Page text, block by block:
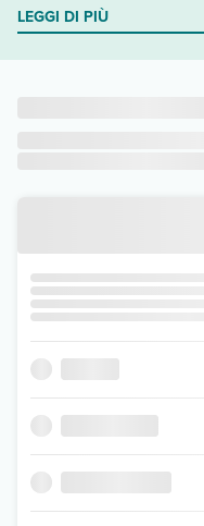
LEGGI DI PIÙ